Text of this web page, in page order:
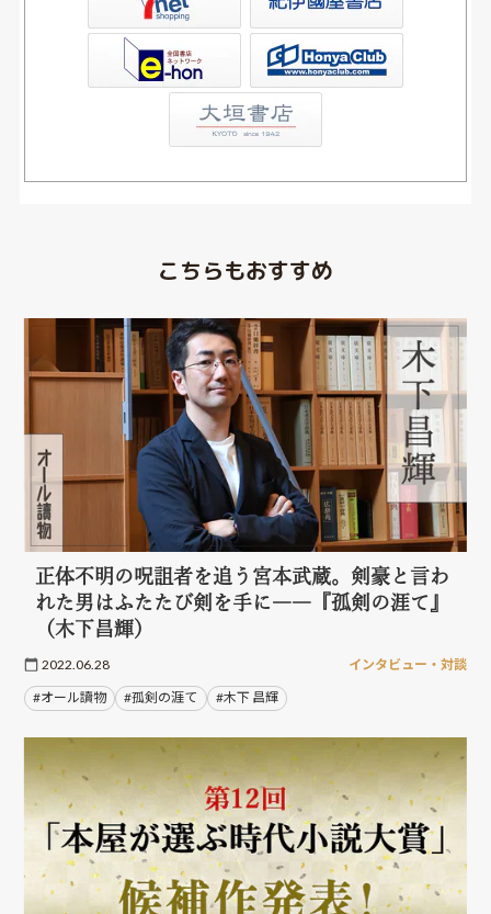
こちらもおすすめ
正体不明の呪詛者を追う宮本武蔵。剣豪と言わ
れた男はふたたび剣を手に――『孤剣の涯て』
（木下昌輝）
2022.06.28 インタビュー・対談
#オール讀物 #孤剣の涯て #木下 昌輝